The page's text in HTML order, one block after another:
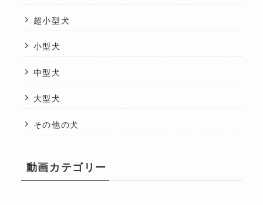
超小型犬
小型犬
中型犬
大型犬
その他の犬
動画カテゴリー